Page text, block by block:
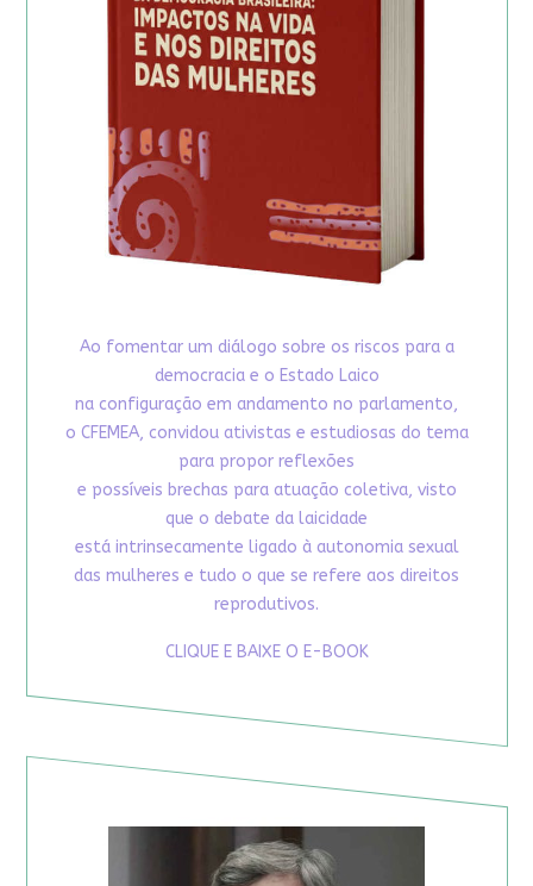
Ao fomentar um diálogo sobre os riscos para a
democracia e o Estado Laico
na configuração em andamento no parlamento,
o CFEMEA, convidou ativistas e estudiosas do tema
para propor reflexões
e possíveis brechas para atuação coletiva, visto
que o debate da laicidade
está intrinsecamente ligado à autonomia sexual
das mulheres e tudo o que se refere aos direitos
reprodutivos.
CLIQUE E BAIXE O E-BOOK